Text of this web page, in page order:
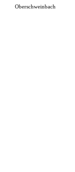
Oberschweinbach